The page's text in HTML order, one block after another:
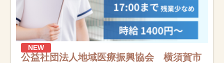
人材をお探しの医療機関・企業様
運営会社
NEW
公益社団法人地域医療振興協会 横須賀市